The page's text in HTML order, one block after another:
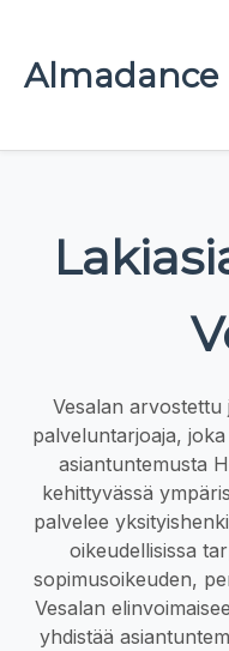
Almadance
Vesalan arvostettu
palveluntarjoaja,
asiantuntemusta
kehittyvässä
palvelee
oikeudellisissa
sopimusoikeuden,
Vesalan
yhdistää